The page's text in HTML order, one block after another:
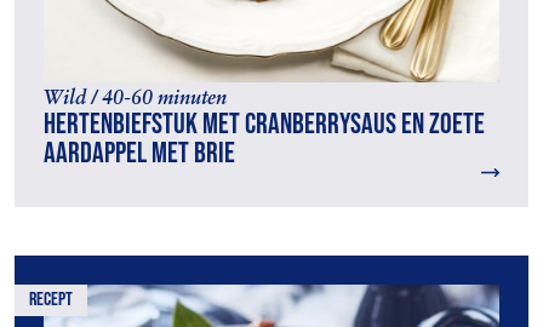
Wild / 40-60 minuten
Hertenbiefstuk met cranberrysaus en zoete
aardappel met brie
recept